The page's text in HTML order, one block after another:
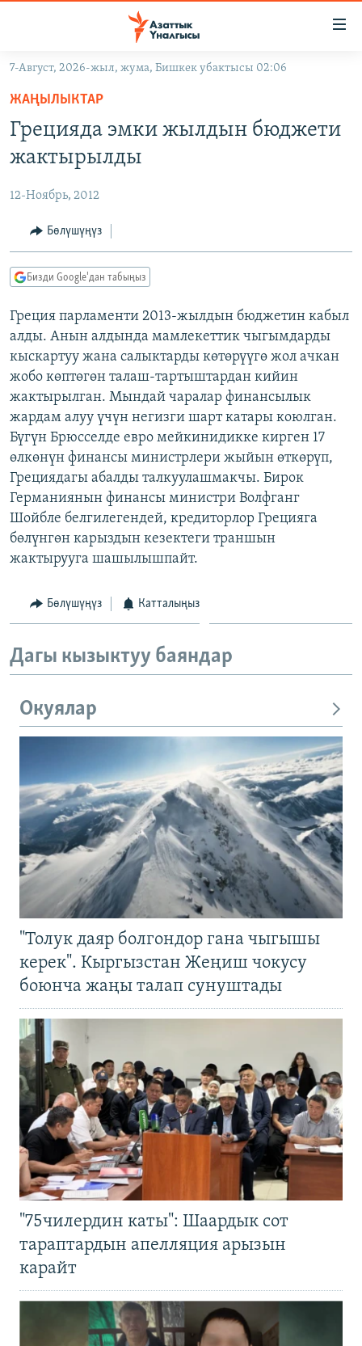
Навигацияга
өтүңүз
Издөөгө
салыңыз
ЭКОНОМИКА
МАДАНИЯТ
ДҮЙНӨ
БОРБОР АЗИЯ
АТАЙЫН ИЛИКТӨӨ
ТВ ПРОГРАММАЛАР
ЭКСПЕРТТЕР ТАЛДАЙТ
БИЗ ЖАНА ДҮЙНӨ
ЭЖЕ-СИҢДИЛЕР
АЗАТТЫК+
ЫҢГАЙСЫЗ СУРООЛОР
ӨЗГӨЧӨ ПИКИР
Русский
ОНЛАЙН ШЕРИНЕ
ЭЕ/АРнун бардык сайттары
7-Август, 2026-жыл, жума, Бишкек убактысы 02:06
ЖАҢЫЛЫКТАР
Грецияда эмки жылдын бюджети
жактырылды
12-Ноябрь, 2012
Бөлүшүңүз
Бизди Google'дан табыңыз
Греция парламенти 2013-жылдын бюджетин кабыл
алды. Анын алдында мамлекеттик чыгымдарды
кыскартуу жана салыктарды көтөрүүгө жол ачкан
жобо көптөгөн талаш-тартыштардан кийин
жактырылган. Мындай чаралар финансылык
жардам алуу үчүн негизги шарт катары коюлган.
Бүгүн Брюсселде евро мейкинидикке кирген 17
өлкөнүн финансы министрлери жыйын өткөрүп,
Грециядагы абалды талкуулашмакчы. Бирок
Германиянын финансы министри Волфганг
Шойбле белгилегендей, кредиторлор Грецияга
бөлүнгөн карыздын кезектеги траншын
жактырууга шашылышпайт.
Бөлүшүңүз Катталыңыз
Дагы кызыктуу баяндар
Окуялар
"Толук даяр болгондор гана чыгышы
керек". Кыргызстан Жеңиш чокусу
боюнча жаңы талап сунуштады
"75чилердин каты": Шаардык сот
тараптардын апелляция арызын
карайт